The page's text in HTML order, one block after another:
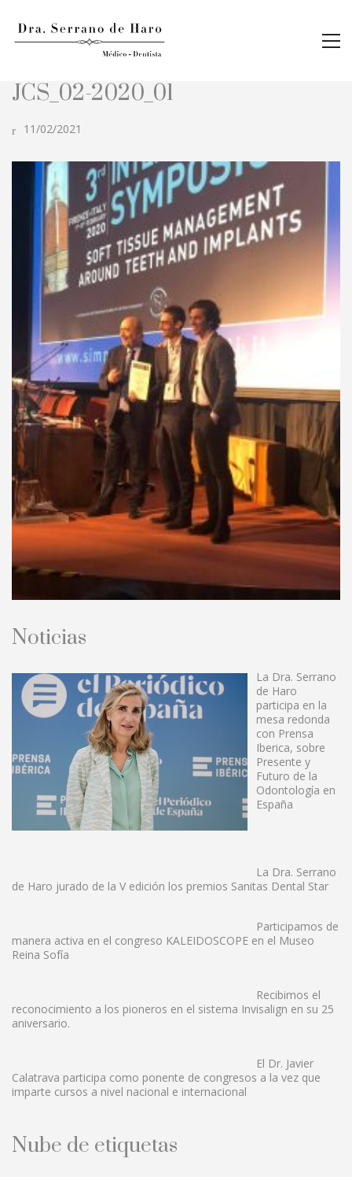
JCS_02-2020_01
11/02/2021
Noticias
La Dra. Serrano
de Haro
participa en la
mesa redonda
con Prensa
Iberica, sobre
Presente y
Futuro de la
Odontología en
España
La Dra. Serrano
de Haro jurado de la V edición los premios Sanitas Dental Star
Participamos de
manera activa en el congreso KALEIDOSCOPE en el Museo
Reina Sofía
Recibimos el
reconocimiento a los pioneros en el sistema Invisalign en su 25
aniversario.
El Dr. Javier
Calatrava participa como ponente de congresos a la vez que
imparte cursos a nivel nacional e internacional
Nube de etiquetas